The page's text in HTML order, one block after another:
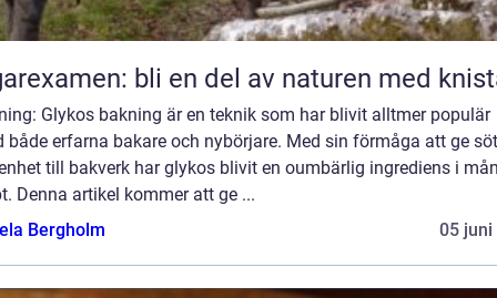
bli en del av naturen med
Glykos bakning är en teknik som har blivit alltmer populär
både erfarna bakare och nybörjare. Med sin förmåga att ge
till bakverk har glykos blivit en oumbärlig ingrediens i
Denna artikel kommer att ge ...
Bergholm
05 juni